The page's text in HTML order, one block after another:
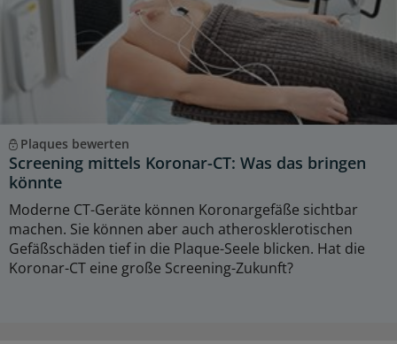
Plaques bewerten
Screening mittels Koronar-CT: Was das bringen
könnte
Moderne CT-Geräte können Koronargefäße sichtbar
machen. Sie können aber auch atherosklerotischen
Gefäßschäden tief in die Plaque-Seele blicken. Hat die
Koronar-CT eine große Screening-Zukunft?